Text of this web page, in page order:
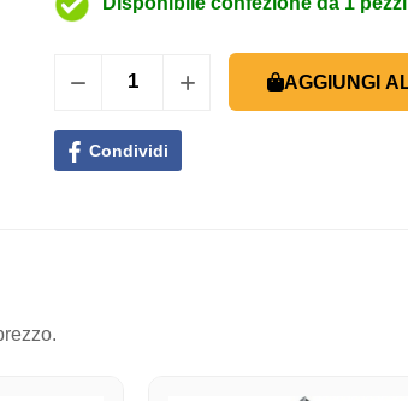
AGGIUNGI
Condividi